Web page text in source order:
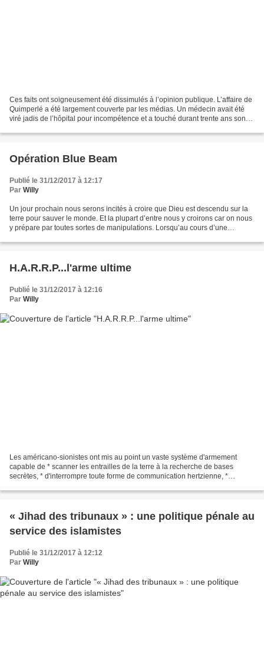
Ces faits ont soigneusement été dissimulés à l’opinion publique. L’affaire de
Quimperlé a été largement couverte par les médias. Un médecin avait été
viré jadis de l’hôpital pour incompétence et a touché durant trente ans son
Opération Blue Beam
Publié le 31/12/2017 à 12:17
Par Willy
Un jour prochain nous serons incités à croire que Dieu est descendu sur la
terre pour sauver le monde. Et la plupart d’entre nous y croirons car on nous
y prépare par toutes sortes de manipulations. Lorsqu’au cours d’une
H.A.R.R.P...l'arme ultime
Publié le 31/12/2017 à 12:16
Par Willy
Les américano-sionistes ont mis au point un vaste système d'armement
capable de * scanner les entrailles de la terre à la recherche de bases
secrètes, * d'interrompre toute forme de communication hertzienne, *
« Jihad des tribunaux » : une politique pénale au
service des islamistes
Publié le 31/12/2017 à 12:12
Par Willy